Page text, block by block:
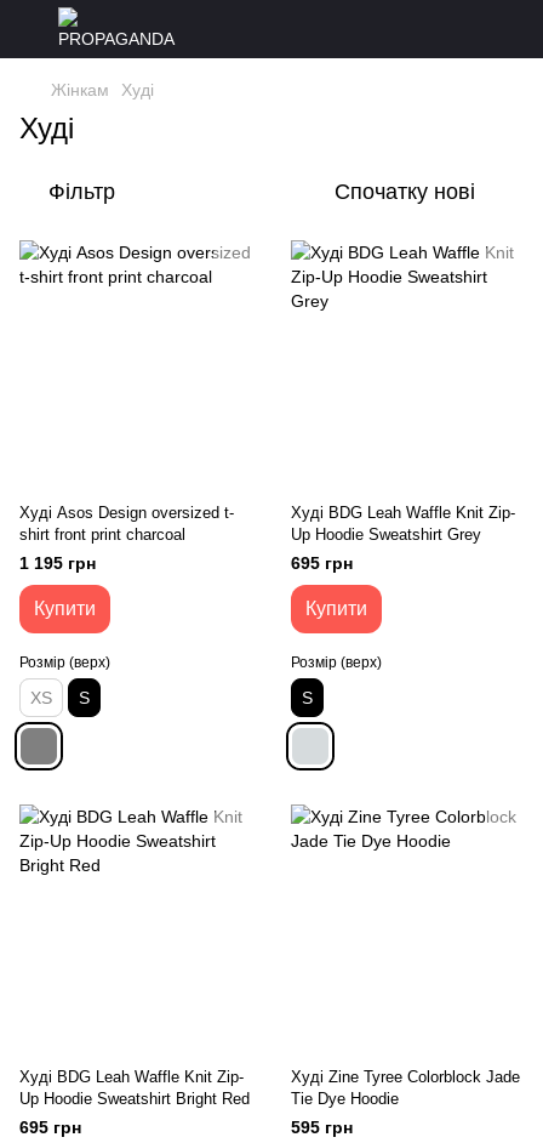
Жінкам Худі
Худі
Фільтр Спочатку нові
Худі Asos Design oversized t-
shirt front print charcoal
1 195 грн
Купити
Розмір (верх)
XS S
Худі BDG Leah Waffle Knit Zip-
Up Hoodie Sweatshirt Grey
695 грн
Купити
Розмір (верх)
S
Худі BDG Leah Waffle Knit Zip-
Up Hoodie Sweatshirt Bright Red
695 грн
Худі Zine Tyree Colorblock Jade
Tie Dye Hoodie
595 грн